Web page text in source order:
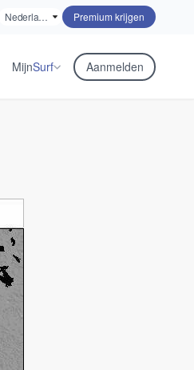
Premium krijgen
MijnSurf Aanmelden